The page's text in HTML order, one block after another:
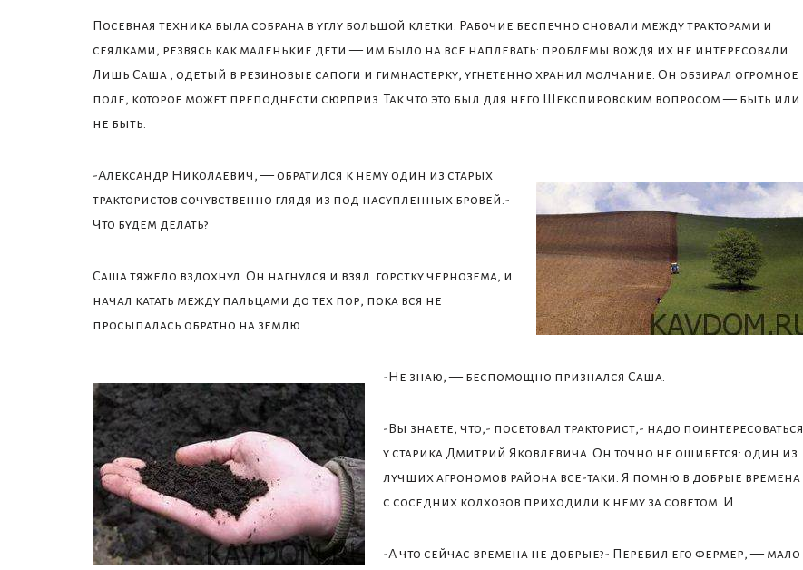
Посевная техника была собрана в углу большой клетки. Рабочие беспечно сновали между тракторами и
сеялками, резвясь как маленькие дети — им было на все наплевать: проблемы вождя их не интересовали.
Лишь Саша , одетый в резиновые сапоги и гимнастерку, угнетенно хранил молчание. Он обзирал огромное
поле, которое может преподнести сюрприз. Так что это был для него Шекспировским вопросом — быть или
не быть.
-Александр Николаевич, — обратился к нему один из старых
трактористов сочувственно глядя из под насупленных бровей.-
Что будем делать?
Саша тяжело вздохнул. Он нагнулся и взял горстку чернозема, и
начал катать между пальцами до тех пор, пока вся не
просыпалась обратно на землю.
-Не знаю, — беспомощно признался Саша.
-Вы знаете, что,- посетовал тракторист,- надо поинтересоваться
у старика Дмитрий Яковлевича. Он точно не ошибется: один из
лучших агрономов района все-таки. Я помню в добрые времена
с соседних колхозов приходили к нему за советом. И…
-А что сейчас времена не добрые?- Перебил его фермер, — мало